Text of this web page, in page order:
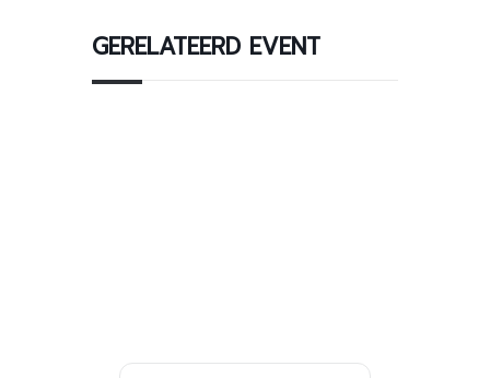
GERELATEERD EVENT